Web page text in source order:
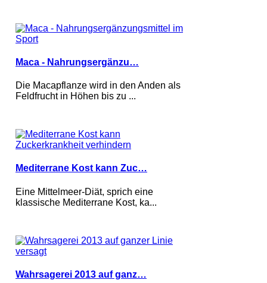
Maca - Nahrungsergänzu…
Die Macapflanze wird in den Anden als
Feldfrucht in Höhen bis zu ...
Mediterrane Kost kann Zuc…
Eine Mittelmeer-Diät, sprich eine
klassische Mediterrane Kost, ka...
Wahrsagerei 2013 auf ganz…